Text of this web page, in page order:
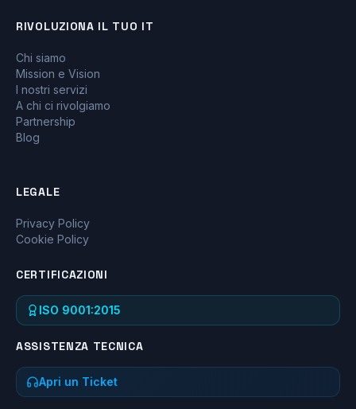
RIVOLUZIONA IL TUO IT
Chi siamo
Mission e Vision
I nostri servizi
A chi ci rivolgiamo
Partnership
Blog
LEGALE
Privacy Policy
Cookie Policy
CERTIFICAZIONI
ISO 9001:2015
ASSISTENZA TECNICA
Apri un Ticket